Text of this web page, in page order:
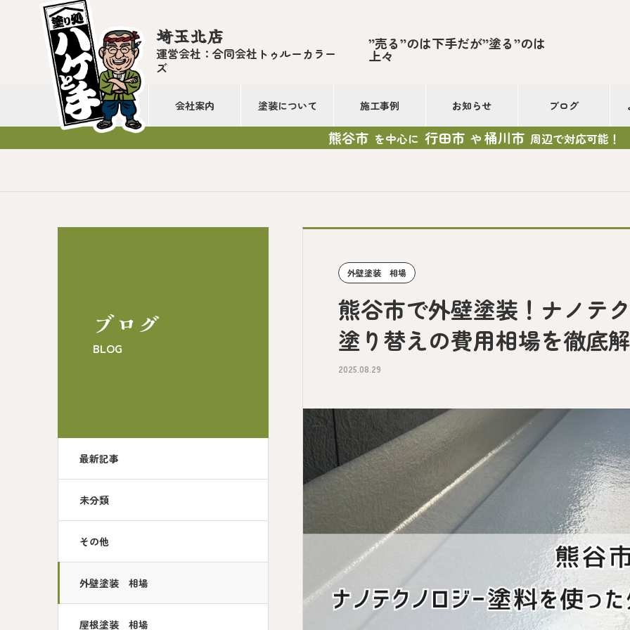
埼玉北店
運営会社：合同会社トゥルーカラー
ズ
”売る”のは下手だが”塗る”のは
上々
会社案内 塗装について 施工事例 お知らせ ブログ
熊谷市 を中心に 行田市 や桶川市 周辺で対応可能！
ブログ
BLOG
最新記事
未分類
その他
外壁塗装 相場
屋根塗装 相場
外壁塗装 相場
熊谷市で外壁塗装！ナノテ
塗り替えの費用相場を徹底
2025.08.29